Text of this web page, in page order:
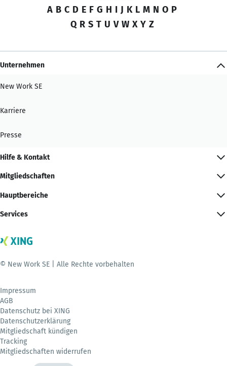
A B C D E F G H I J K L M N O P
Q R S T U V W X Y Z
Unternehmen
New Work SE
Karriere
Presse
Hilfe & Kontakt
Mitgliedschaften
Hauptbereiche
Services
© New Work SE | Alle Rechte vorbehalten
Impressum
AGB
Datenschutz bei XING
Datenschutzerklärung
Mitgliedschaft kündigen
Tracking
Mitgliedschaften widerrufen